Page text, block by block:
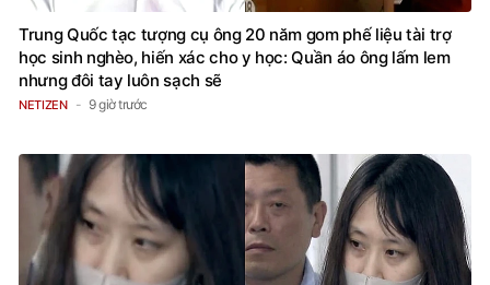
Trung Quốc tạc tượng cụ ông 20 năm gom phế liệu tài trợ
học sinh nghèo, hiến xác cho y học: Quần áo ông lấm lem
nhưng đôi tay luôn sạch sẽ
NETIZEN 9 giờ trước